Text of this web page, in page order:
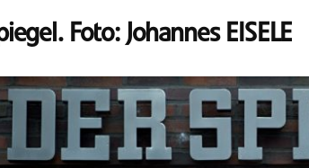
Foto: Johannes EISELE